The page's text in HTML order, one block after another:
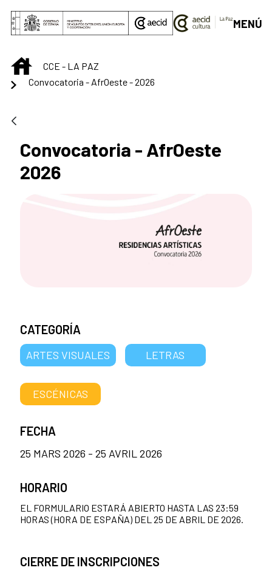
Saut au contenu principal
MENÚ
INICIOCCE - LA PAZ
Convocatoria - AfrOeste - 2026
Convocatoria - AfrOeste
2026
CATEGORÍA
ARTES VISUALES LETRAS
ESCÉNICAS
FECHA
25 MARS 2026 - 25 AVRIL 2026
HORARIO
EL FORMULARIO ESTARÁ ABIERTO HASTA LAS 23:59
HORAS (HORA DE ESPAÑA) DEL 25 DE ABRIL DE 2026.
CIERRE DE INSCRIPCIONES